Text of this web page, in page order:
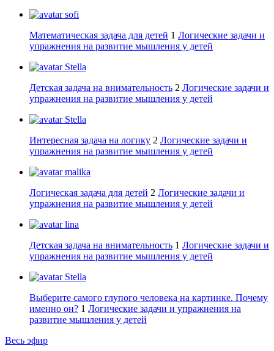
sofi
Математическая задача для детей 1 Логические задачи и
упражнения на развитие мышления у детей
Stella
Детская задача на внимательность 2 Логические задачи и
упражнения на развитие мышления у детей
Stella
Интересная задача на логику 2 Логические задачи и
упражнения на развитие мышления у детей
malika
Логическая задача для детей 2 Логические задачи и
упражнения на развитие мышления у детей
lina
Детская задача на внимательность 1 Логические задачи и
упражнения на развитие мышления у детей
Stella
Выберите самого глупого человека на картинке. Почему
именно он? 1 Логические задачи и упражнения на
развитие мышления у детей
Весь эфир